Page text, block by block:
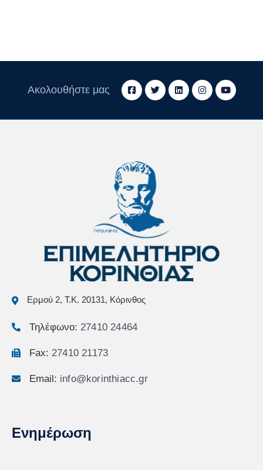
Ακολουθήστε μας
Ερμού 2, Τ.Κ. 20131, Κόρινθος
Τηλέφωνο: 27410 24464
Fax: 27410 21173
Email: info@korinthiacc.gr
Ενημέρωση